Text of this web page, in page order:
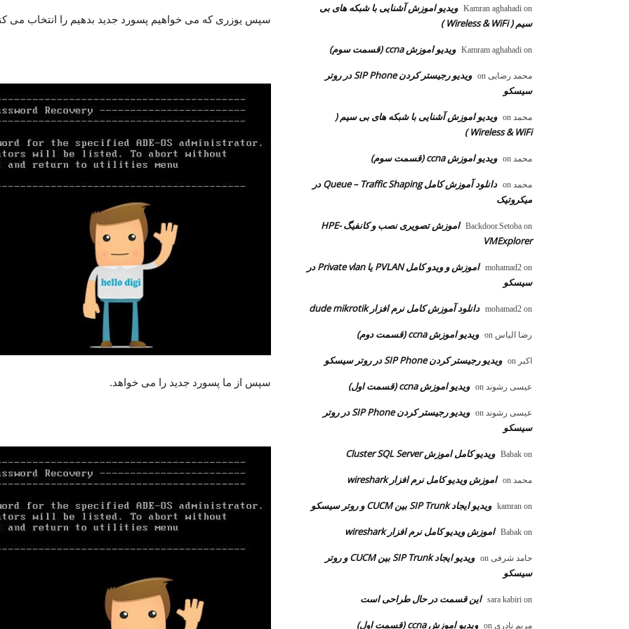
سپس یوزری که می خواهیم پسورد جدید بدهیم را انتخاب می
سپس از ما پسورد جدید را می خواهد.
Kamran aghahadi on
ویدیو اموزش آشنایی با شبکه های بی
سیم ( Wireless & WiFi )
Kamram aghahadi on ویدیو اموزش ccna (قسمت سوم)
محمد رضایی
ویدیو رجیستر کردن SIP Phone در روتر
سیسکو
محمد
ویدیو اموزش آشنایی با شبکه های بی سیم (
Wireless & WiFi )
محمد ویدیو اموزش ccna (قسمت سوم)
محمد
دانلود آموزش کامل Queue – Traffic Shaping در
میکروتیک
Backdoor.Setoba on
اموزش تصویری نصب و کانفیگ HPE-
VMExplorer
mohamad2 on
اموزش و ویدو کامل PVLAN یا Private vlan در
سیسکو
mohamad2 on دانلود آموزش کامل نرم افزار dude mikrotik
رضا الیاس ویدیو اموزش ccna (قسمت دوم)
اکبر ویدیو رجیستر کردن SIP Phone در روتر سیسکو
عیسی رشوند ویدیو اموزش ccna (قسمت اول)
عیسی رشوند
ویدیو رجیستر کردن SIP Phone در روتر
سیسکو
Babak on ویدیو کامل اموزش Cluster SQL Server
محمد اموزش ویدیو کامل نرم افزار wireshark
kamran on ویدیو ایجاد SIP Trunk بین CUCM و روتر سیسکو
Babak on اموزش ویدیو کامل نرم افزار wireshark
حامد شرفی
ویدیو ایجاد SIP Trunk بین CUCM و روتر
سیسکو
sara kabiri on این قسمت در حال طراحی است
مریم نادری ویدیو اموزش ccna (قسمت اول)